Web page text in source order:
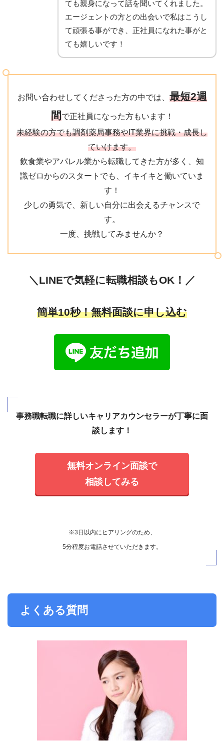
ても親身になって話を聞いてくれました。
エージェントの方との出会いで私はこうし
て頑張る事ができ、正社員になれた事がと
ても嬉しいです！
お問い合わせしてくださった方の中では、 最短2週
間で正社員になった方もいます！
未経験の方でも調剤薬局事務やIT業界に挑戦・成長し
ていけます。
飲食業やアパレル業から転職してきた方が多く、知
識ゼロからのスタートでも、イキイキと働いていま
す！
少しの勇気で、新しい自分に出会えるチャンスで
す。
一度、挑戦してみませんか？
＼LINEで気軽に転職相談もOK！／
簡単10秒！無料面談に申し込む
事務職転職に詳しいキャリアカウンセラーが丁寧に面
談します！
無料オンライン面談で
相談してみる
※3日以内にヒアリングのため、
5分程度お電話させていただきます。
よくある質問